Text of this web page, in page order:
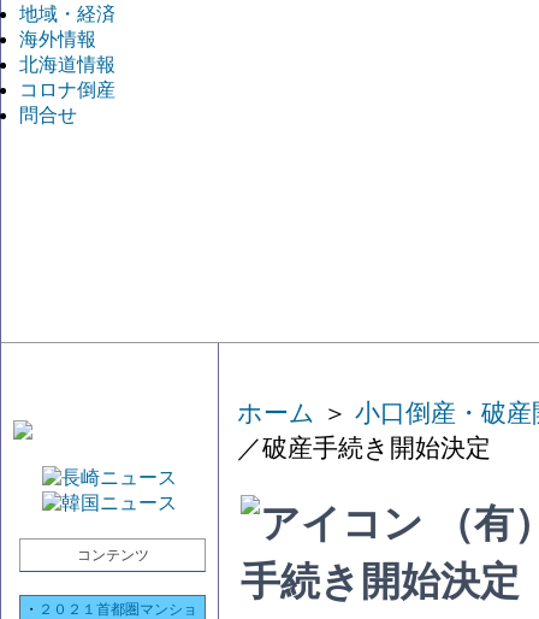
地域・経済
海外情報
北海道情報
コロナ倒産
問合せ
コンテンツ
・ ２０２１首都圏マンショ
ホーム ＞ 小口倒産・破産
／破産手続き開始決定
（有
手続き開始決定